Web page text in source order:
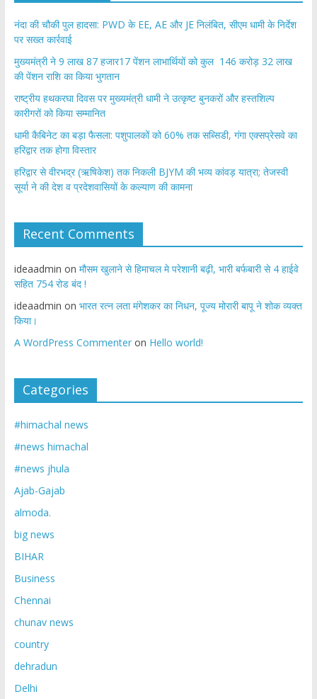
नंदा की चौकी पुल हादसा: PWD के EE, AE और JE निलंबित, सीएम धामी के निर्देश
पर सख्त कार्रवाई
मुख्यमंत्री ने 9 लाख 87 हजार17 पेंशन लाभार्थियों को कुल 146 करोड़ 32 लाख
की पेंशन राशि का किया भुगतान
राष्ट्रीय हथकरघा दिवस पर मुख्यमंत्री धामी ने उत्कृष्ट बुनकरों और हस्तशिल्प
कारीगरों को किया सम्मानित
​धामी कैबिनेट का बड़ा फैसला: पशुपालकों को 60% तक सब्सिडी, गंगा एक्सप्रेसवे का
हरिद्वार तक होगा विस्तार
​हरिद्वार से वीरभद्र (ऋषिकेश) तक निकली BJYM की भव्य कांवड़ यात्रा; तेजस्वी
सूर्या ने की देश व प्रदेशवासियों के कल्याण की कामना
Recent Comments
ideaadmin on मौसम खुलाने से हिमाचल मे परेशानी बढ़ी, भारी बर्फबारी से 4 हाईवे
सहित 754 रोड बंद !
ideaadmin on भारत रत्न लता मंगेशकर का निधन, पूज्य मोरारी बापू ने शोक व्यक्त
किया।
A WordPress Commenteron Hello world!
Categories
#himachal news
#news himachal
#news jhula
Ajab-Gajab
almoda.
big news
BIHAR
Business
Chennai
chunav news
country
dehradun
Delhi